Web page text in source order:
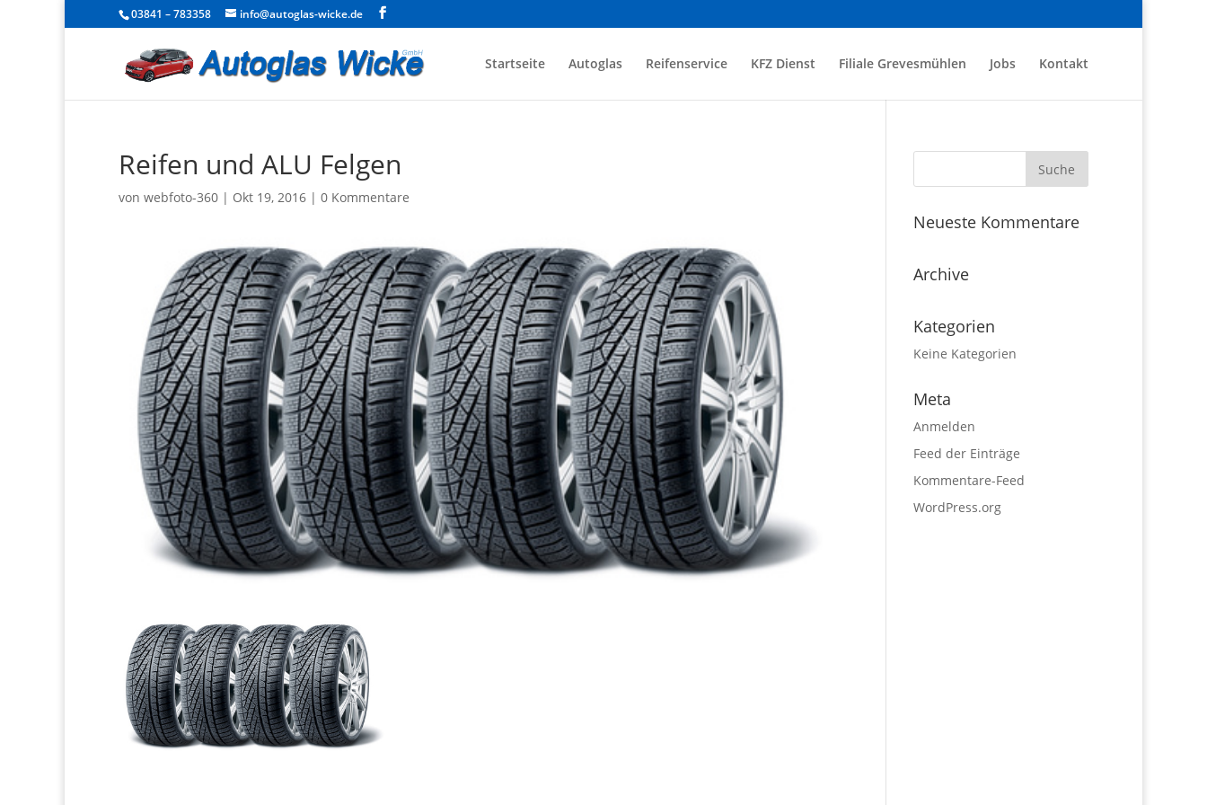
03841 – 783358 info@autoglas-wicke.de
Startseite Autoglas Reifenservice KFZ Dienst Filiale Grevesmühlen Jobs Kontakt
Reifen und ALU Felgen
von webfoto-360 | Okt 19, 2016 | 0 Kommentare
Neueste Kommentare
Archive
Kategorien
Keine Kategorien
Meta
Anmelden
Feed der Einträge
Kommentare-Feed
WordPress.org